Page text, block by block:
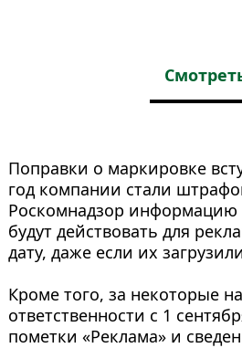
Поправки о маркировке
год компании стали
Роскомнадзор информацию
будут действовать для
дату, даже если их
Кроме того, за некоторые
ответственности с 1
пометки «Реклама» и